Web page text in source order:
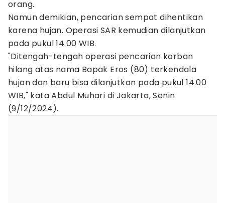
orang.
Namun demikian, pencarian sempat dihentikan
karena hujan. Operasi SAR kemudian dilanjutkan
pada pukul 14.00 WIB.
"Ditengah-tengah operasi pencarian korban
hilang atas nama Bapak Eros (80) terkendala
hujan dan baru bisa dilanjutkan pada pukul 14.00
WIB," kata Abdul Muhari di Jakarta, Senin
(9/12/2024).